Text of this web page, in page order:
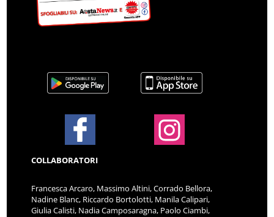
COLLABORATORI
Francesca Arcaro, Massimo Altini, Corrado Bellora,
Nadine Blanc, Riccardo Bortolotti, Manila Calipari,
Giulia Calisti, Nadia Camposaragna, Paolo Ciambi,